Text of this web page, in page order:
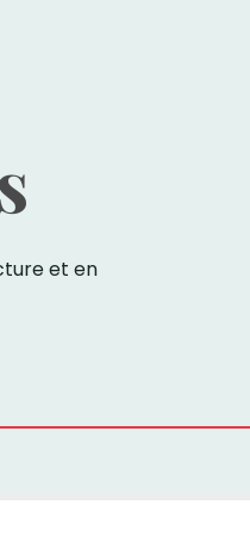
et en